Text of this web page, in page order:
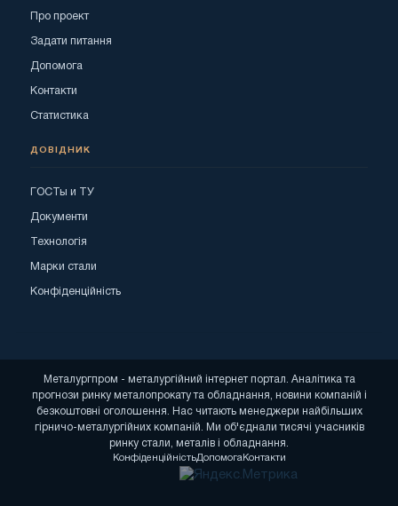
Про проект
Задати питання
Допомога
Контакти
Статистика
ДОВІДНИК
ГОСТы и ТУ
Документи
Технологія
Марки стали
Конфіденційність
Металургпром - металургійний інтернет портал. Аналітика та
прогнози ринку металопрокату та обладнання, новини компаній і
безкоштовні оголошення. Нас читають менеджери найбільших
гірничо-металургійних компаній. Ми об'єднали тисячі учасників
ринку стали, металів і обладнання.
КонфіденційністьДопомога Контакти